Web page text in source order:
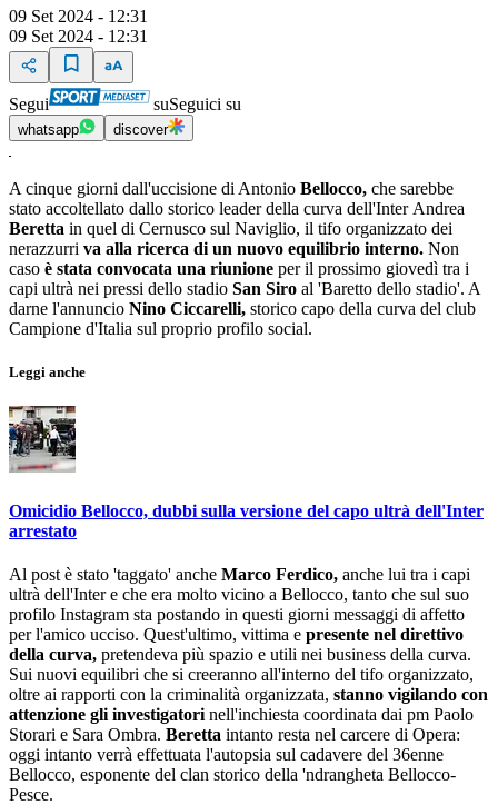
09 Set 2024 - 12:31
09 Set 2024 - 12:31
Segui suSeguici su
whatsapp discover
A cinque giorni dall'uccisione di Antonio Bellocco, che sarebbe
stato accoltellato dallo storico leader della curva dell'Inter Andrea
Beretta in quel di Cernusco sul Naviglio, il tifo organizzato dei
nerazzurri va alla ricerca di un nuovo equilibrio interno. Non
caso è stata convocata una riunione per il prossimo giovedì tra i
capi ultrà nei pressi dello stadio San Siro al 'Baretto dello stadio'. A
darne l'annuncio Nino Ciccarelli, storico capo della curva del club
Campione d'Italia sul proprio profilo social.
Leggi anche
Omicidio Bellocco, dubbi sulla versione del capo ultrà dell'Inter
arrestato
Al post è stato 'taggato' anche Marco Ferdico, anche lui tra i capi
ultrà dell'Inter e che era molto vicino a Bellocco, tanto che sul suo
profilo Instagram sta postando in questi giorni messaggi di affetto
per l'amico ucciso. Quest'ultimo, vittima e presente nel direttivo
della curva, pretendeva più spazio e utili nei business della curva.
Sui nuovi equilibri che si creeranno all'interno del tifo organizzato,
oltre ai rapporti con la criminalità organizzata, stanno vigilando con
attenzione gli investigatori nell'inchiesta coordinata dai pm Paolo
Storari e Sara Ombra. Beretta intanto resta nel carcere di Opera:
oggi intanto verrà effettuata l'autopsia sul cadavere del 36enne
Bellocco, esponente del clan storico della 'ndrangheta Bellocco-
Pesce.